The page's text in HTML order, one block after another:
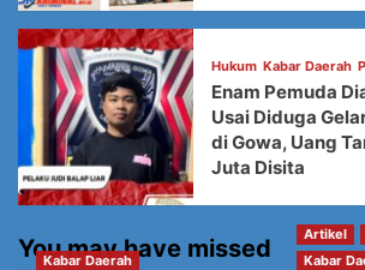
Hukum Kabar Daerah
Enam Pemuda
Usai Diduga
di Gowa, Uang
Juta Disita
You may have missed
Kabar Daerah
Artikel
Kabar